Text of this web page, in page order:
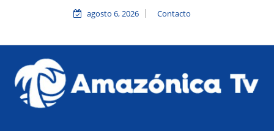
agosto 6, 2026 Contacto